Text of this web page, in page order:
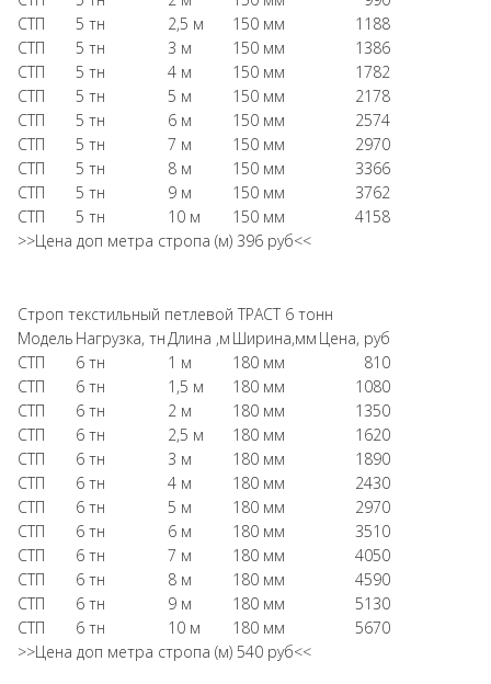
СТП
5 тн 2,5 м 150 мм
1188
СТП
5 тн 3 м 150 мм
1386
СТП
5 тн 4 м 150 мм
1782
СТП
5 тн 5 м 150 мм
2178
СТП
5 тн 6 м 150 мм
2574
СТП
5 тн 7 м 150 мм
2970
СТП
5 тн 8 м 150 мм
3366
СТП
5 тн 9 м 150 мм
3762
СТП
5 тн 10 м 150 мм
4158
>>Цена доп метра стропа (м) 396 руб<<
Строп текстильный петлевой ТРАСТ 6 тонн
Модель Нагрузка, тнДлина ,м Ширина,мм Цена, руб
СТП
6 тн 1 м 180 мм
810
СТП
6 тн 1,5 м 180 мм
1080
СТП
6 тн 2 м 180 мм
1350
СТП
6 тн 2,5 м 180 мм
1620
СТП
6 тн 3 м 180 мм
1890
СТП
6 тн 4 м 180 мм
2430
СТП
6 тн 5 м 180 мм
2970
СТП
6 тн 6 м 180 мм
3510
СТП
6 тн 7 м 180 мм
4050
СТП
6 тн 8 м 180 мм
4590
СТП
6 тн 9 м 180 мм
5130
СТП
6 тн 10 м 180 мм
5670
>>Цена доп метра стропа (м) 540 руб<<